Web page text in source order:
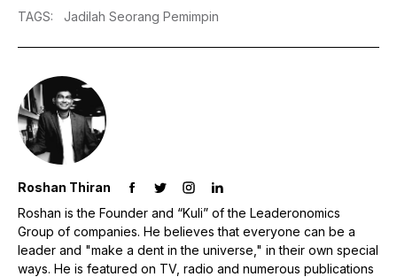
TAGS: Jadilah Seorang Pemimpin
Roshan Thiran
Roshan is the Founder and “Kuli” of the Leaderonomics
Group of companies. He believes that everyone can be a
leader and "make a dent in the universe," in their own special
ways. He is featured on TV, radio and numerous publications